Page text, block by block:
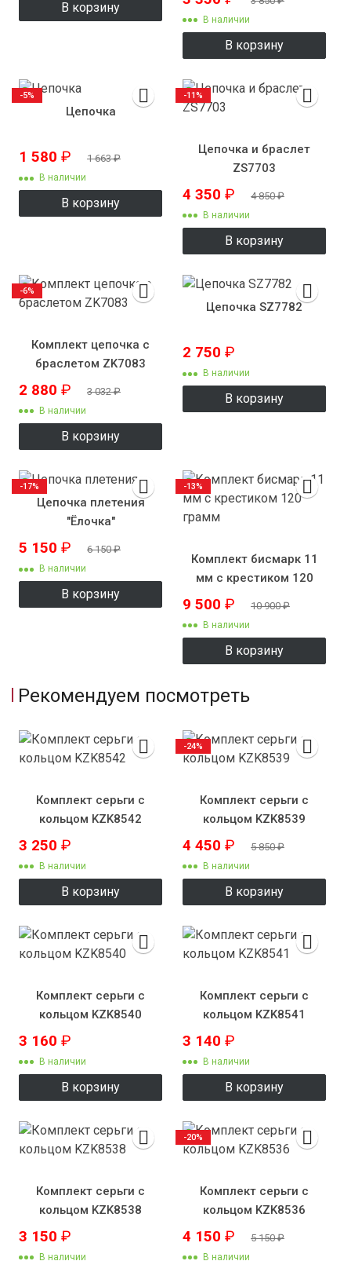
В корзину
В наличии
В корзину
Цепочка
1 580 ₽ 1 663₽
В наличии
В корзину
-5%
Цепочка и браслет
ZS7703
4 350 ₽ 4 850₽
В наличии
В корзину
-11%
Комплект цепочка с
браслетом ZK7083
2 880 ₽ 3 032₽
В наличии
В корзину
-6%
Цепочка SZ7782
2 750 ₽
В наличии
В корзину
Цепочка плетения
"Ёлочка"
5 150 ₽ 6 150₽
В наличии
В корзину
-17%
Комплект бисмарк 11
мм с крестиком 120
9 500 ₽ 10 900₽
В наличии
В корзину
-13%
Рекомендуем посмотреть
Комплект серьги с
кольцом KZK8542
3 250 ₽
В наличии
В корзину
Комплект серьги с
кольцом KZK8539
4 450 ₽ 5 850₽
В наличии
В корзину
-24%
Комплект серьги с
кольцом KZK8540
3 160 ₽
В наличии
В корзину
Комплект серьги с
кольцом KZK8541
3 140 ₽
В наличии
В корзину
Комплект серьги с
кольцом KZK8538
3 150 ₽
В наличии
Комплект серьги с
кольцом KZK8536
4 150 ₽ 5 150₽
В наличии
-20%